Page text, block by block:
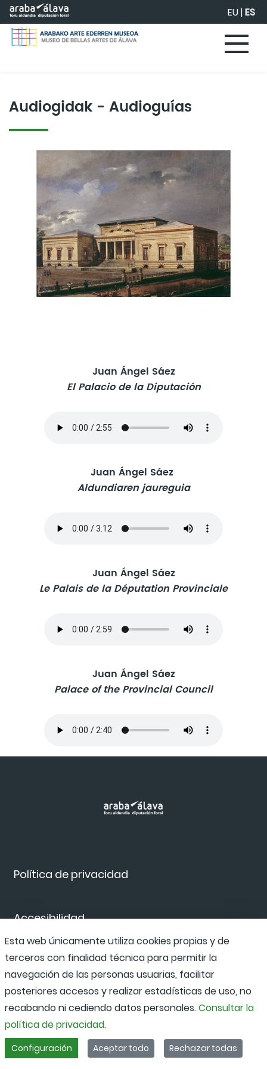
Saltar al contenido principal EU|ES
Audiogidak - Audioguías
Juan Ángel Sáez
El Palacio de la Diputación
Juan Ángel Sáez
Aldundiaren jaureguia
Juan Ángel Sáez
Le Palais de la Députation Provinciale
Juan Ángel Sáez
Palace of the Provincial Council
Política de privacidad
Accesibilidad
Canal de denuncias
Esta web únicamente utiliza cookies propias y de
terceros con finalidad técnica para permitir la
navegación de las personas usuarias, facilitar
posteriores accesos y realizar estadísticas de uso, no
recabando ni cediendo datos personales.Consultar la
política de privacidad.
Configuración Aceptar todo Rechazar todas